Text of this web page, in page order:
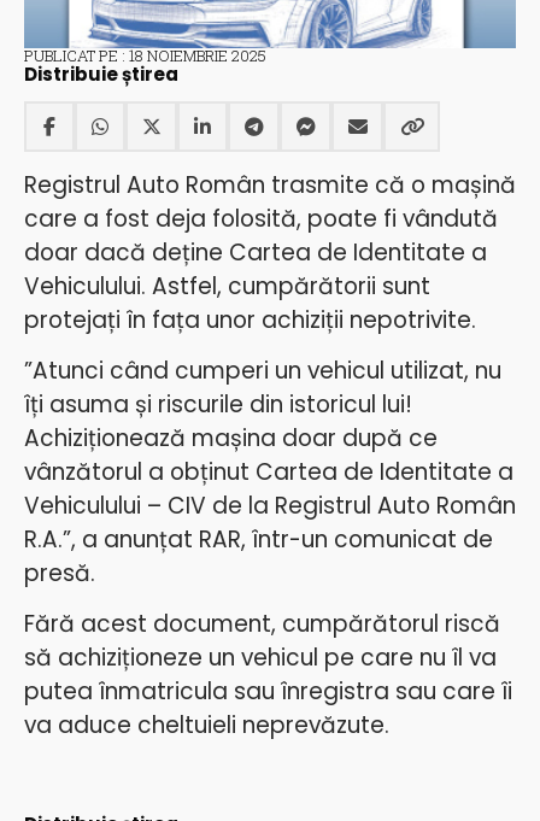
PUBLICAT PE : 18 NOIEMBRIE 2025
Distribuie știrea
Registrul Auto Român trasmite că o mașină
care a fost deja folosită, poate fi vândută
doar dacă deține Cartea de Identitate a
Vehiculului. Astfel, cumpărătorii sunt
protejați în fața unor achiziții nepotrivite.
”Atunci când cumperi un vehicul utilizat, nu
îți asuma și riscurile din istoricul lui!
Achiziționează mașina doar după ce
vânzătorul a obținut Cartea de Identitate a
Vehiculului – CIV de la Registrul Auto Român
R.A.”, a anunțat RAR, într-un comunicat de
presă.
Fără acest document, cumpărătorul riscă
să achiziționeze un vehicul pe care nu îl va
putea înmatricula sau înregistra sau care îi
va aduce cheltuieli neprevăzute.